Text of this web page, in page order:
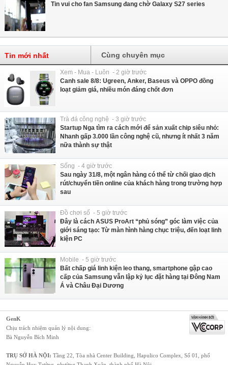
Tin vui cho fan Samsung đang chờ Galaxy S27 series
Tin mới nhất Cùng chuyên mục
Xem - Mua - Luôn - 2 giờ trước
Canh sale 8/8: Ugreen, Anker, Baseus và OPPO đồng
loạt giảm giá, nhiều món đáng chốt đơn
Trà đá công nghệ - 3 giờ trước
Startup Nga tìm ra cách mới để sản xuất chip siêu nhỏ:
Nhanh gấp 3.000 lần công nghệ cũ, nhưng ít nhất 3 năm
nữa thành sự thật
Sống - 4 giờ trước
Sau ngày 31/8, một ngân hàng có thể từ chối giao dịch
rút/chuyển tiền online của khách hàng trong trường hợp
sau
Đồ chơi số - 5 giờ trước
Đây là cách ASUS ProArt “phủ sóng” góc làm việc của
giới sáng tạo: Từ màn hình hàng chục triệu, đến loạt linh
kiện PC
Mobile - 5 giờ trước
Bất chấp giá linh kiện leo thang, smartphone gập cao
cấp của Samsung vẫn lập kỷ lục đặt hàng tại Đông Nam
Á và Châu Đại Dương
GenK
Chịu trách nhiệm quản lý nội dung:
Bà Nguyễn Bích Minh
TRỤ SỞ HÀ NỘI: Tầng 22, Tòa nhà Center Building, Hapulico Complex, Số 01, phố